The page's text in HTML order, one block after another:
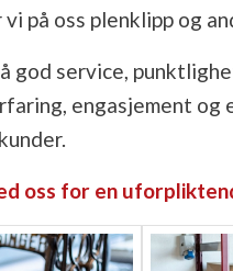
vi på oss plenklipp og
god service,
engasjement
oss for en